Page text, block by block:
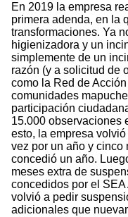
En 2019 la empresa
primera adenda, en la
transformaciones. Ya
higienizadora y un
simplemente de un
razón (y a solicitud de
como la Red de
comunidades
participación
15.000 observaciones
esto, la empresa
vez por un año y cinco
concedió un año.
meses extra de
concedidos por el
volvió a pedir
adicionales que